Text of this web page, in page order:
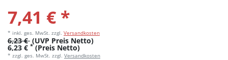
7,41 € *
* inkl. ges. MwSt. zzgl. Versandkosten
6,23 € (UVP Preis Netto)
6,23 € * (Preis Netto)
* zzgl. ges. MwSt. zzgl. Versandkosten